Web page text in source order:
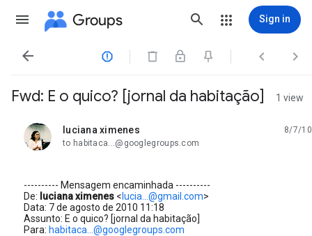
Groups Sign in
   
Fwd: E o quico? [jornal da habitação] 1 view
luciana ximenes
unread,
8/7/10
to habitaca...@googlegroups.com
---------- Mensagem encaminhada ----------
De: luciana ximenes <lucia...@gmail.com>
Data: 7 de agosto de 2010 11:18
Assunto: E o quico? [jornal da habitação]
Para: habitaca...@googlegroups.com